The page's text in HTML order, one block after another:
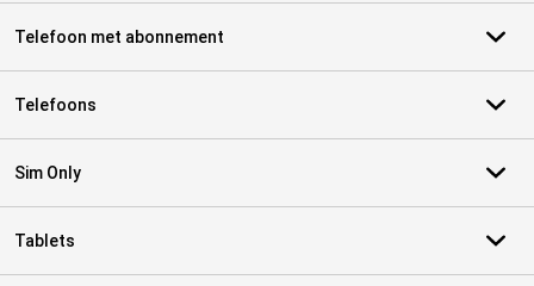
Telefoon met abonnement
Telefoons
Sim Only
Tablets